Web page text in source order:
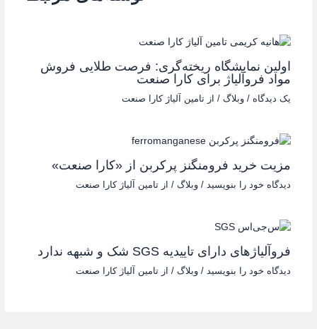
اولین نمایشگاه ریخته‌گری: فرصت طلایی فروش
مواد فروآلیاژ برای کارا صنعت
یک دیدگاه / وبلاگ / از تامین آلیاژ کارا صنعت
مزیت خرید فرومنگنز پرکربن از «کارا صنعت»
دیدگاه‌ خود را بنویسید / وبلاگ / از تامین آلیاژ کارا صنعت
فروآلیاژهای دارای تاییدیه SGS شک و شبهه ندارد
دیدگاه‌ خود را بنویسید / وبلاگ / از تامین آلیاژ کارا صنعت